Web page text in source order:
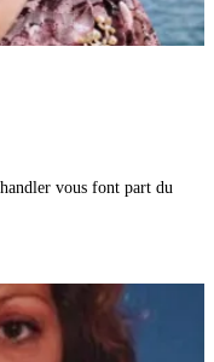
vous font part du